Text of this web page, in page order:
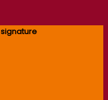
signature